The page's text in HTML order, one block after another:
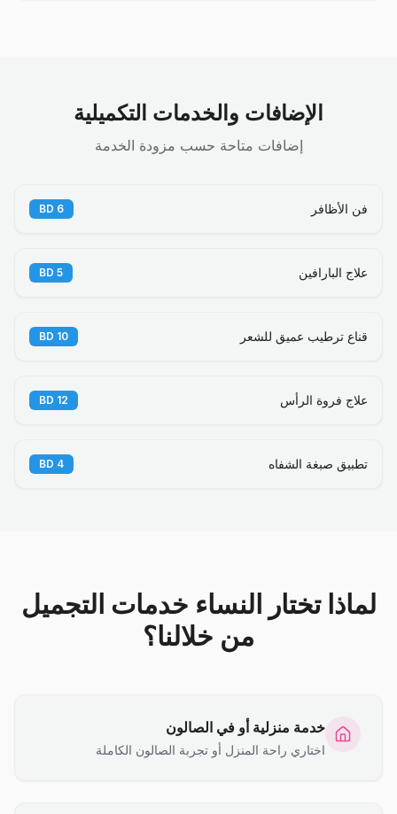
الإضافات والخدمات التكميلية
إضافات متاحة حسب مزودة الخدمة
فن الأظافر 6
BD
علاج البارافين 5
BD
قناع ترطيب عميق للشعر 10
BD
علاج فروة الرأس 12
BD
تطبيق صبغة الشفاه 4
BD
لماذا تختار النساء خدمات التجميل
من خلالنا؟
خدمة منزلية أو في الصالون
اختاري راحة المنزل أو تجربة الصالون الكاملة